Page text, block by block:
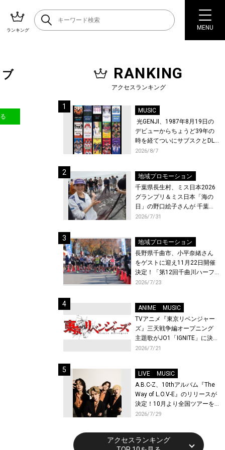
ランキング MENU
RANKING
アクセスランキング
MUSIC
光GENJI、1987年8月19日の
デビューからちょうど39年の
時を経てついにサブスクとDL
配信が解禁！
2026/8/7
地域プロモーション
千葉県長生村、ミス日本2026
グランプリ＆ミス日本「海の
日」の野口絵子さんが 千葉県
唯一の村・長生村で地引網を
2026/7/31
地域プロモーション
長野県千曲市、小平奈緒さん
をゲストに迎え11月22日開催
決定！「第12回千曲川ハーフ
マラソン」エントリー受付開
2026/7/23
ANIME
MUSIC
TVアニメ『東京リベンジャー
ズ』三天戦争編オープニング
主題歌がJO1「IGNITE」に決
定！メンバー全員から喜びと
先行上映会を開催！
2026/7/21
LIVE
MUSIC
A.B.C-Z、10thアルバム『The
Way of L.O.V-E』のリリースが
決定！10月より全国ツアーを
開催！
2026/7/29
アクセスランキング